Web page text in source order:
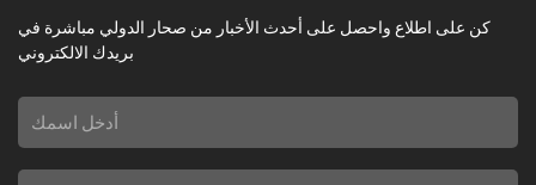
كن على اطلاع واحصل على أحدث الأخبار من صحار الدولي مباشرة في
بريدك الالكتروني